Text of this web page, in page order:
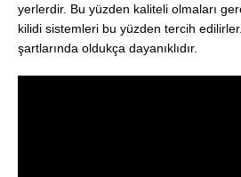
yerlerdir. Bu yüzden kaliteli olmaları
kilidi sistemleri bu yüzden tercih
şartlarında oldukça dayanıklıdır.